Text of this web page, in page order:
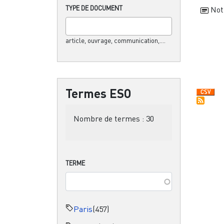
TYPE DE DOCUMENT
article, ouvrage, communication,....
Termes ESO
Nombre de termes : 30
TERME
Paris(457)